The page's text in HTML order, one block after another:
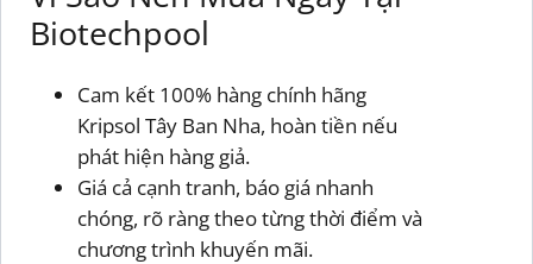
Biotechpool
Cam kết 100% hàng chính hãng
Kripsol Tây Ban Nha, hoàn tiền nếu
phát hiện hàng giả.
Giá cả cạnh tranh, báo giá nhanh
chóng, rõ ràng theo từng thời điểm và
chương trình khuyến mãi.